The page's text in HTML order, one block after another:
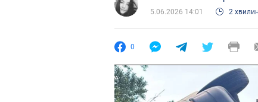
5.06.2026 14:01
2
0